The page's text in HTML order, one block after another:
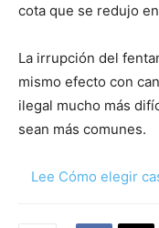
cota que se redujo
La irrupción del
mismo efecto con
ilegal mucho más
sean más comunes.
Lee Cómo elegir